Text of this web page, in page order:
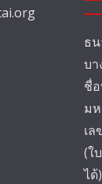
ธ
บา
ชื่
ม
เ
(ใ
ได้)